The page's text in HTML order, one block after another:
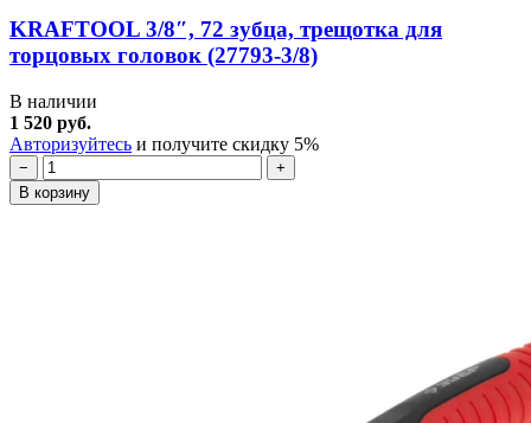
KRAFTOOL 3/8″, 72 зубца, трещотка для
торцовых головок (27793-3/8)
В наличии
1 520 руб.
Авторизуйтесь и получите скидку 5%
−
+
В корзину